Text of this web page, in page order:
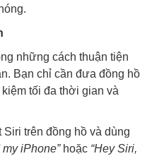
những cách thuận tiện
Bạn chỉ cần đưa đồng hồ
tối đa thời gian và
trên đồng hồ và dùng
iPhone”hoặc “Hey Siri,